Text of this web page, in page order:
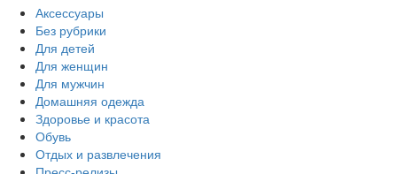
менюАксессуары
Без рубрики
Для детей
Для женщин
Для мужчин
Домашняя одежда
Здоровье и красота
Обувь
Отдых и развлечения